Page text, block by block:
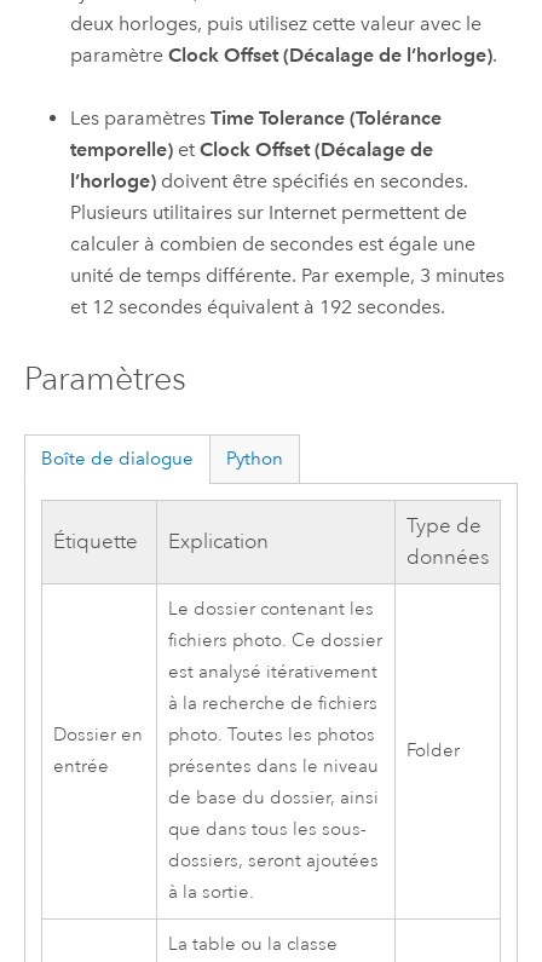
deux horloges, puis utilisez cette valeur avec le
paramètreClock Offset (Décalage de l’horloge).
Les paramètresTime Tolerance (Tolérance
temporelle) etClock Offset (Décalage de
l’horloge) doivent être spécifiés en secondes.
Plusieurs utilitaires sur Internet permettent de
calculer à combien de secondes est égale une
unité de temps différente. Par exemple, 3 minutes
et 12 secondes équivalent à 192 secondes.
Paramètres
Boîte de dialogue Python
Étiquette Explication
Type de
données
Dossier en
entrée
Le dossier contenant les
fichiers photo. Ce dossier
est analysé itérativement
à la recherche de fichiers
photo. Toutes les photos
présentes dans le niveau
de base du dossier, ainsi
que dans tous les sous-
dossiers, seront ajoutées
à la sortie.
Folder
La table ou la classe